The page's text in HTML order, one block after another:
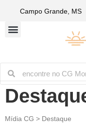
Campo Grande, MS
Mídia CG > Destaque